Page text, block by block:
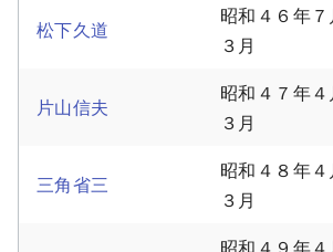
松下久道
昭和４６年
３月
片山信夫
昭和４７年
３月
三角省三
昭和４８年
３月